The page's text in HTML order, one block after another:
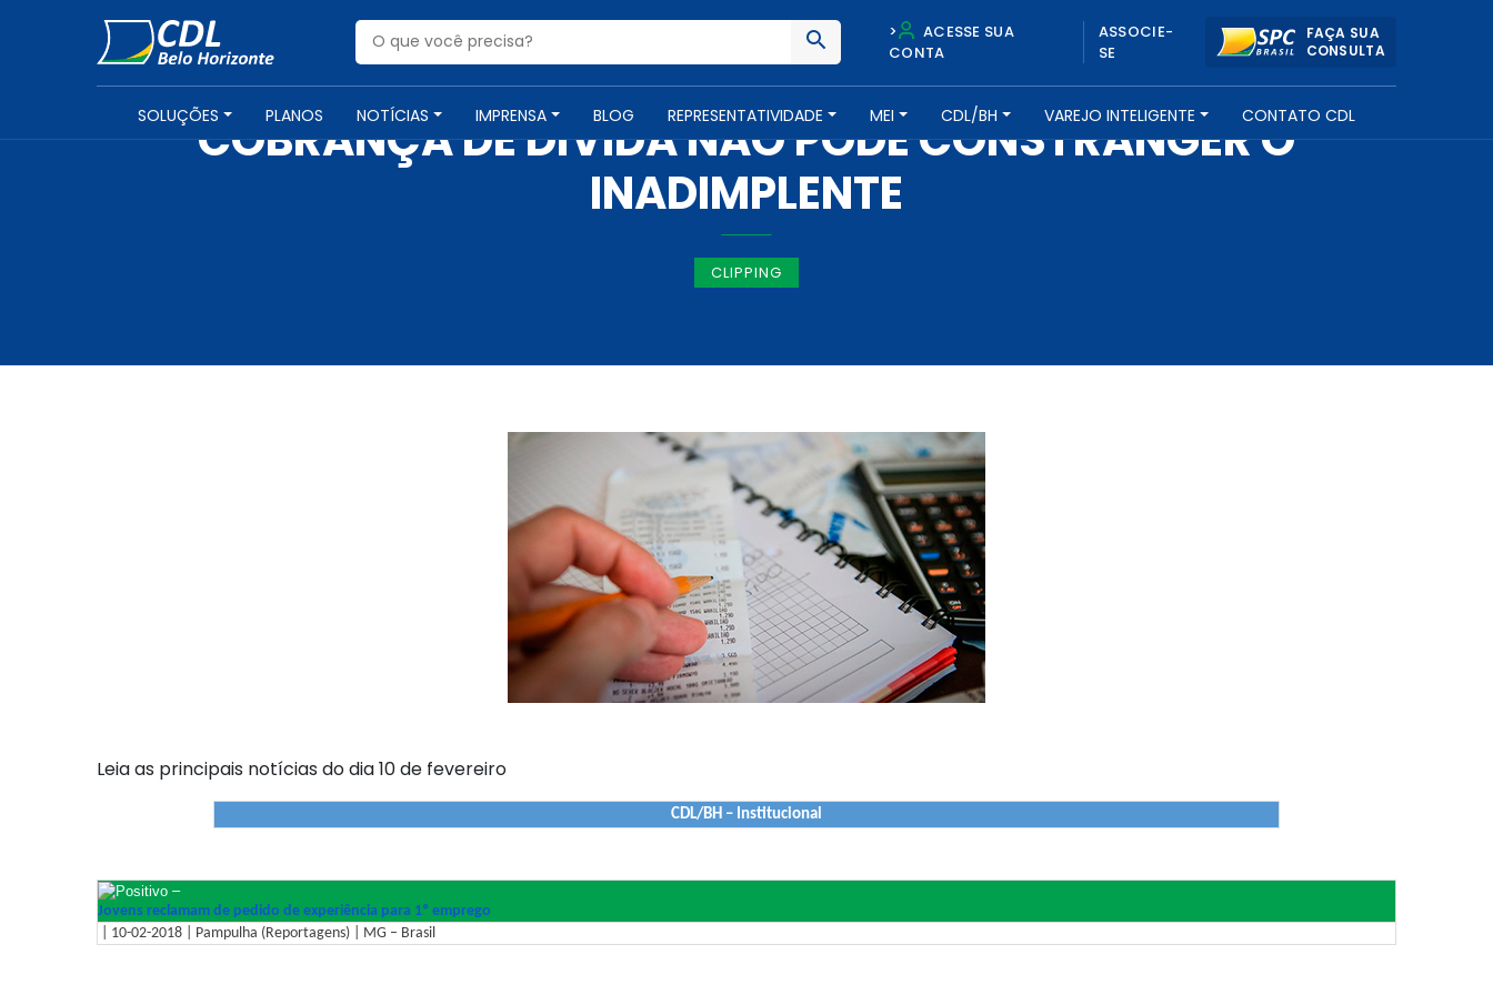
>
ACESSE SUA
CONTA
ASSOCIE-
SE
FAÇA SUA
CONSULTA
SOLUÇÕES PLANOS NOTÍCIAS IMPRENSA BLOG REPRESENTATIVIDADE MEI CDL/BH VAREJO INTELIGENTE CONTATO CDL
IMPRENSA -14 DE FEVEREIRO DE 2018
COBRANÇA DE DÍVIDA NÃO PODE CONSTRANGER O
INADIMPLENTE
CLIPPING
Leia as principais notícias do dia 10 de fevereiro
CDL/BH – Institucional
–
Jovens reclamam de pedido de experiência para 1º emprego
| 10-02-2018 | Pampulha (Reportagens) | MG – Brasil